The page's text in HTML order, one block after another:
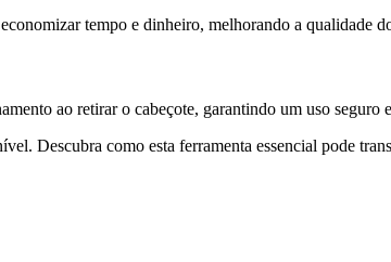
tempo e dinheiro, melhorando a qualidade
ao retirar o cabeçote, garantindo um uso seguro
Descubra como esta ferramenta essencial pode